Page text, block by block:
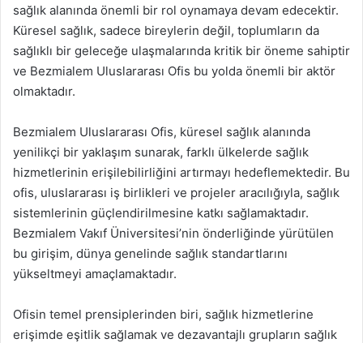
sağlık alanında önemli bir rol oynamaya devam edecektir.
Küresel sağlık, sadece bireylerin değil, toplumların da
sağlıklı bir geleceğe ulaşmalarında kritik bir öneme sahiptir
ve Bezmialem Uluslararası Ofis bu yolda önemli bir aktör
olmaktadır.
Bezmialem Uluslararası Ofis, küresel sağlık alanında
yenilikçi bir yaklaşım sunarak, farklı ülkelerde sağlık
hizmetlerinin erişilebilirliğini artırmayı hedeflemektedir. Bu
ofis, uluslararası iş birlikleri ve projeler aracılığıyla, sağlık
sistemlerinin güçlendirilmesine katkı sağlamaktadır.
Bezmialem Vakıf Üniversitesi’nin önderliğinde yürütülen
bu girişim, dünya genelinde sağlık standartlarını
yükseltmeyi amaçlamaktadır.
Ofisin temel prensiplerinden biri, sağlık hizmetlerine
erişimde eşitlik sağlamak ve dezavantajlı grupların sağlık